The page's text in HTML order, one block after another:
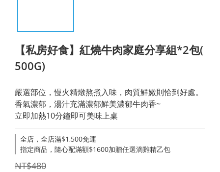
【私房好食】紅燒牛肉家庭分享組*2包(
500G)
嚴選部位，慢火精燉熬煮入味，肉質鮮嫩則恰到好處。
香氣濃郁，湯汁充滿濃郁鮮美濃郁牛肉香~
立即加熱10分鐘即可美味上桌
全店，全店滿$1,500免運
指定商品，隨心配滿額$1600加贈任選滴雞精乙包
NT$480